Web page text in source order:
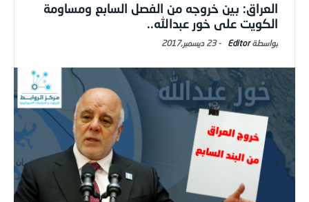
العراق: بين خروجه من الفصل السابع ومساومة
الكويت على خور عبدالله..
Editor
-23 ديسمبر,2017